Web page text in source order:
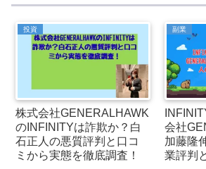
投資
株式会社GENERALHAWK
のINFINITYは詐欺か？白
石正人の悪質評判と口コ
ミから実態を徹底調査！
副業
会社
加藤隆
業評判